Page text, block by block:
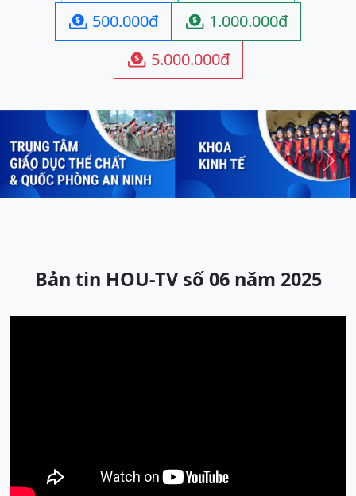
 500.000đ  1.000.000đ
 5.000.000đ
Previous Next
Bản tin HOU-TV số 06 năm 2025